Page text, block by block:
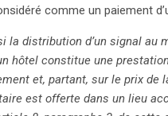
comme un paiement
la distribution d’un signal au
hôtel constitue une
et, partant, sur le prix
est offerte dans un lieu